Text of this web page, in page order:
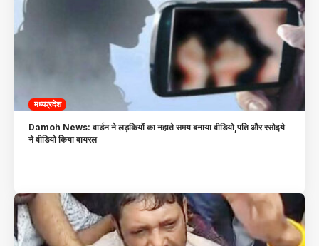
मध्यप्रदेश
Damoh News: वार्डन ने लड़कियों का नहाते समय बनाया वीडियो,पति और रसोइये
ने वीडियो किया वायरल